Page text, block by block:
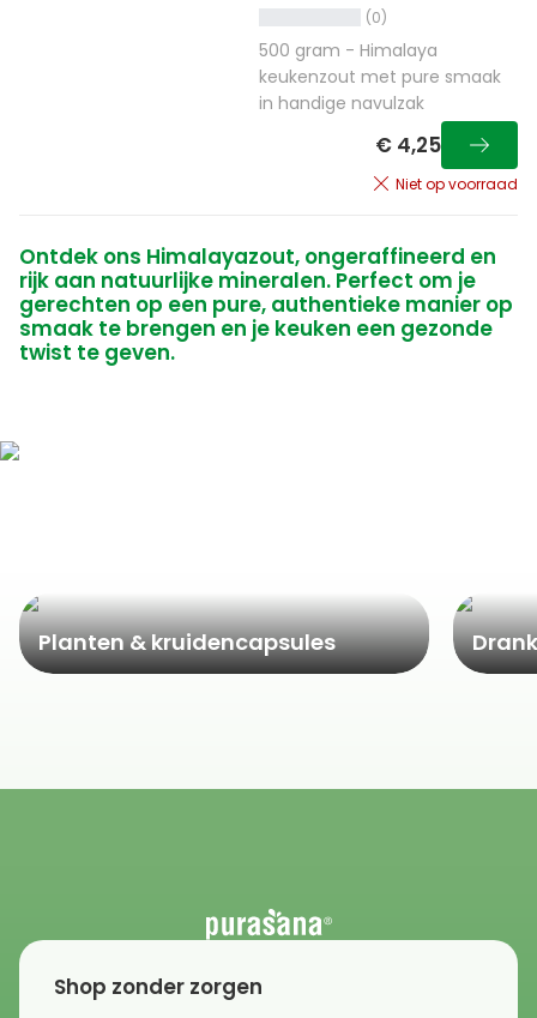
(0)
500 gram - Himalaya
keukenzout met pure smaak
in handige navulzak
€ 4,25
Niet op voorraad
Ontdek ons Himalayazout, ongeraffineerd en
rijk aan natuurlijke mineralen. Perfect om je
gerechten op een pure, authentieke manier op
smaak te brengen en je keuken een gezonde
twist te geven.
Planten & kruidencapsules
Shop zonder zorgen